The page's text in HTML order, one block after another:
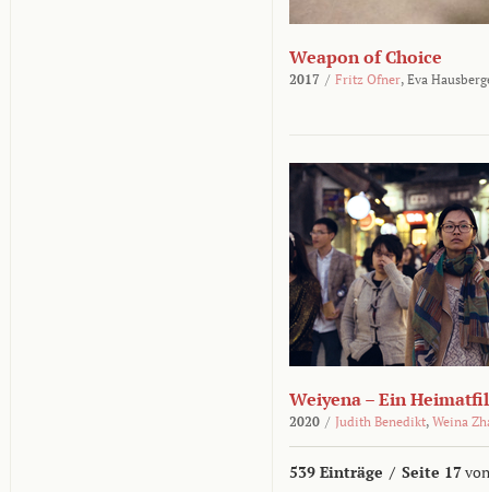
Weapon of Choice
2017 / Fritz Ofner, Eva
Weiyena – Ein
2020 / Judith Benedikt, Weina
539 Einträge / Seite 17